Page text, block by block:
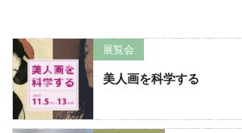
展覧会
美人画を科学する